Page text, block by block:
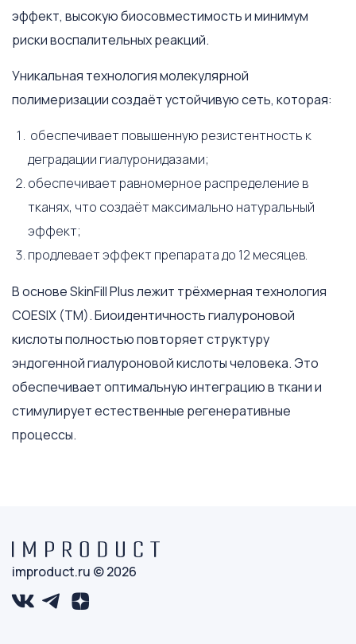
эффект, высокую биосовместимость и минимум
риски воспалительных реакций.
Уникальная технология молекулярной
полимеризации создаёт устойчивую сеть, которая:
обеспечивает повышенную резистентность к
деградации гиалуронидазами;
обеспечивает равномерное распределение в
тканях, что создаёт максимально натуральный
эффект;
продлевает эффект препарата до 12 месяцев.
В основе SkinFill Plus лежит трёхмерная технология
COESIX (TM). Биоидентичность гиалуроновой
кислоты полностью повторяет структуру
эндогенной гиалуроновой кислоты человека. Это
обеспечивает оптимальную интеграцию в ткани и
стимулирует естественные регенеративные
процессы.
improduct.ru © 2026